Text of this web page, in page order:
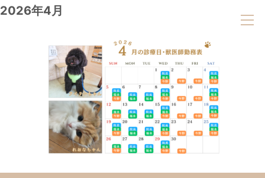
2026年4月